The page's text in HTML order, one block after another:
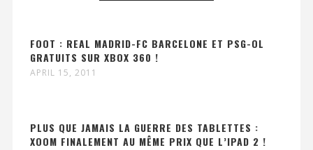
FOOT : REAL MADRID-FC BARCELONE ET PSG-OL
GRATUITS SUR XBOX 360 !
APRIL 15, 2011
PLUS QUE JAMAIS LA GUERRE DES TABLETTES :
XOOM FINALEMENT AU MÊME PRIX QUE L’IPAD 2 !